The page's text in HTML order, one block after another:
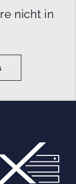
nicht in